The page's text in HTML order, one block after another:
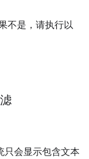
不是，请执行以
只会显示包含文本